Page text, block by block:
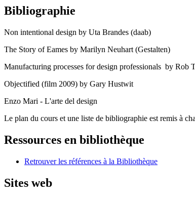
Bibliographie
Non intentional design by Uta Brandes (daab)
The Story of Eames by Marilyn Neuhart (Gestalten)
Manufacturing processes for design professionals by Rob
Objectified (film 2009) by Gary Hustwit
Enzo Mari - L'arte del design
Le plan du cours et une liste de bibliographie est remis à
Ressources en bibliothèque
Retrouver les références à la Bibliothèque
Sites web